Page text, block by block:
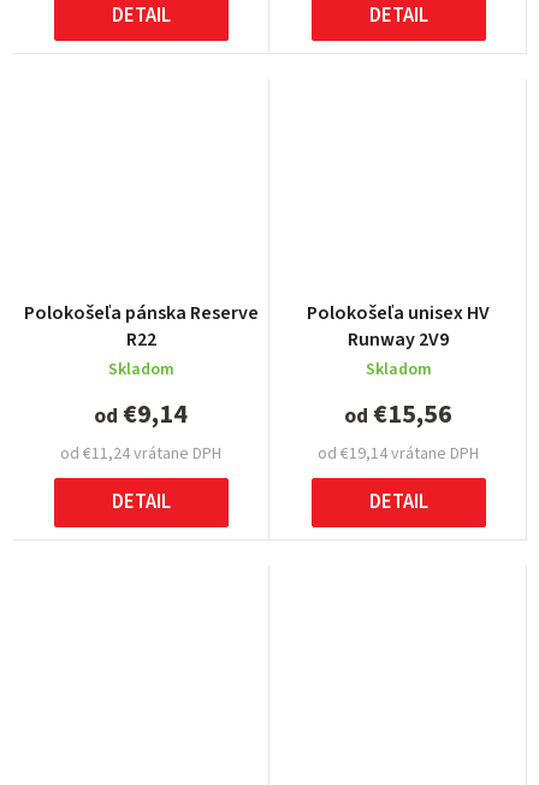
DETAIL DETAIL
Polokošeľa pánska Reserve
R22
Skladom
od €11,24 vrátane DPH
od €9,14
DETAIL
Polokošeľa unisex HV
Runway 2V9
Skladom
od €19,14 vrátane DPH
od €15,56
DETAIL